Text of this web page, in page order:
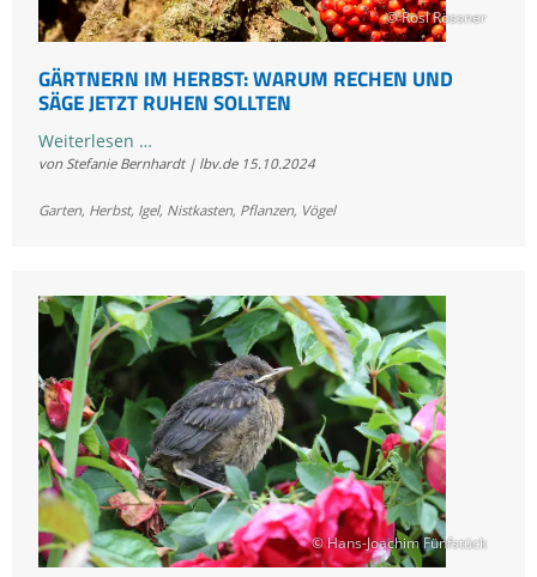
© Rosl Rössner
GÄRTNERN IM HERBST: WARUM RECHEN UND
SÄGE JETZT RUHEN SOLLTEN
Weiterlesen …Gärtnern
im
Säge
jetzt
sollten
von Stefanie Bernhardt | lbv.de 15.10.2024
Garten, Herbst, Igel, Nistkasten, Pflanzen, Vögel
© Hans-Joachim Fünfstück